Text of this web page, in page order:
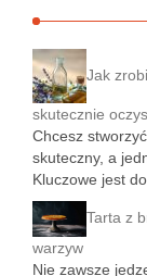
Jak
skutecznie
Chcesz
skuteczny, a
Kluczowe jest
Tarta z
warzyw
Nie zawsze